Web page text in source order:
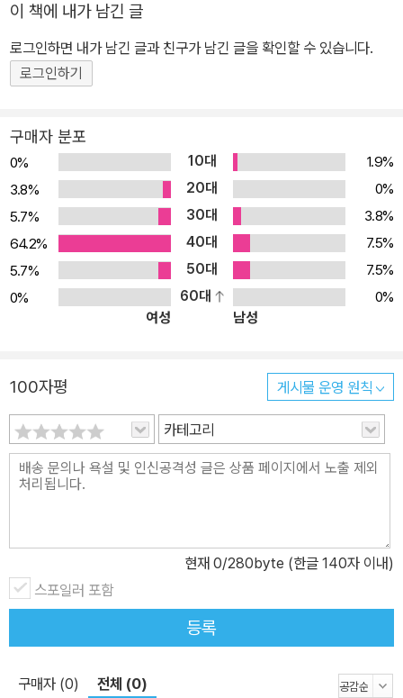
이 책에 내가 남긴 글
로그인하면 내가 남긴 글과 친구가 남긴 글을 확인할 수 있습니다.
로그인하기
구매자 분포
0% 10대
1.9%
3.8%
20대
0%
5.7%
30대
3.8%
64.2%
40대
7.5%
5.7%
50대
7.5%
0%
60대
0%
여성
남성
100자평 게시물 운영 원칙
카테고리
현재 0/280byte (한글 140자 이내)
스포일러 포함
등록
구매자 (0) 전체 (0)